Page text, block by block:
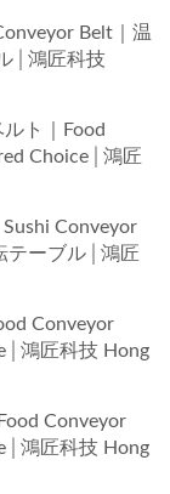
Belt｜温
│鴻匠科技
ト｜Food
Choice│鴻匠
Conveyor
テーブル│鴻匠
Conveyor
鴻匠科技 Hong
Conveyor
鴻匠科技 Hong